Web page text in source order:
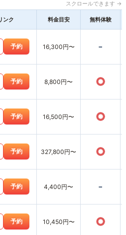
スクロールできます →
ンク 料金目安 無料体験
予約 16,300円〜 -
予約 8,800円〜 ○
予約 16,500円〜 ○
予約 327,800円〜 ○
予約 4,400円〜 -
予約 10,450円〜 ○